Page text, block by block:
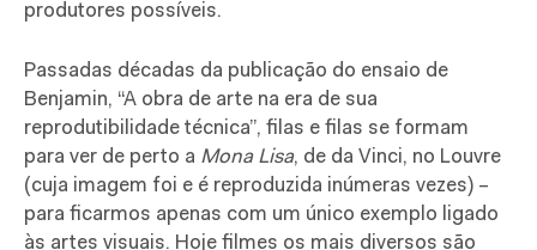
produtores possíveis.
Passadas décadas da publicação do ensaio de
Benjamin, “A obra de arte na era de sua
reprodutibilidade técnica”, filas e filas se formam
para ver de perto a Mona Lisa, de da Vinci, no Louvre
(cuja imagem foi e é reproduzida inúmeras vezes) –
para ficarmos apenas com um único exemplo ligado
às artes visuais. Hoje filmes os mais diversos são